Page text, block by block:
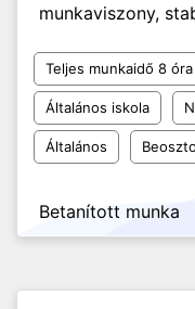
munkaviszony,
Teljes munkaidő 8 óra
Általános iskola
Általános
Betanított munka